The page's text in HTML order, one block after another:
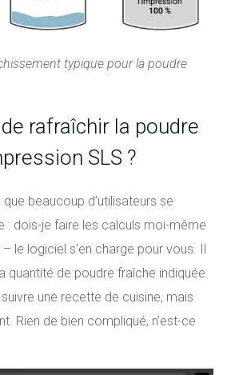
typique pour la poudre
rafraîchir la poudre
SLS ?
beaucoup d’utilisateurs se
: dois-je faire les calculs moi-même
le logiciel s’en charge pour vous. Il
quantité de poudre fraîche indiquée.
une recette de cuisine, mais
Rien de bien compliqué, n’est-ce